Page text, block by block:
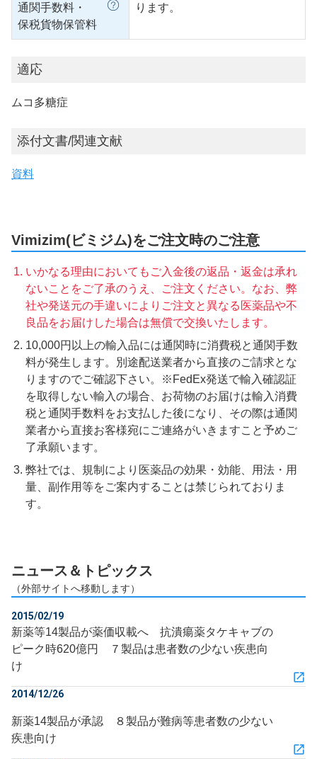
通関手数料・
保税貨物保管料
ります。
適応
ムコ多糖症
添付文書/関連文献
資料
Vimizim(ビミジム)をご注文時のご注意
いかなる理由においてもご入金後の返品・返金は承れ
ないことをご了承のうえ、ご注文ください。なお、弊
社や発送元の手違いによりご注文と異なる医薬品や不
良品をお届けした場合は無償で交換いたします。
10,000円以上の輸入品には通関時に消費税と通関手数
料が発生します。別途配送業者から直接のご請求とな
りますのでご確認下さい。※FedEx発送で輸入確認証
を取得しない輸入の場合、お荷物のお届けは輸入消費
税と通関手数料をお支払した後になり、その際は通関
業者から直接お客様宛にご連絡がいきますこと予めご
了承願います。
弊社では、規制により医薬品の効果・効能、用法・用
量、副作用等をご案内することは禁じられておりま
す。
ニュース＆トピックス
（外部サイトへ移動します）
2015/02/19
新薬等14製品が薬価収載へ 抗潰瘍薬タケキャブの
ピーク時620億円 ７製品は患者数の少ない疾患向
け
2014/12/26
新薬14製品が承認 ８製品が難病等患者数の少ない
疾患向け